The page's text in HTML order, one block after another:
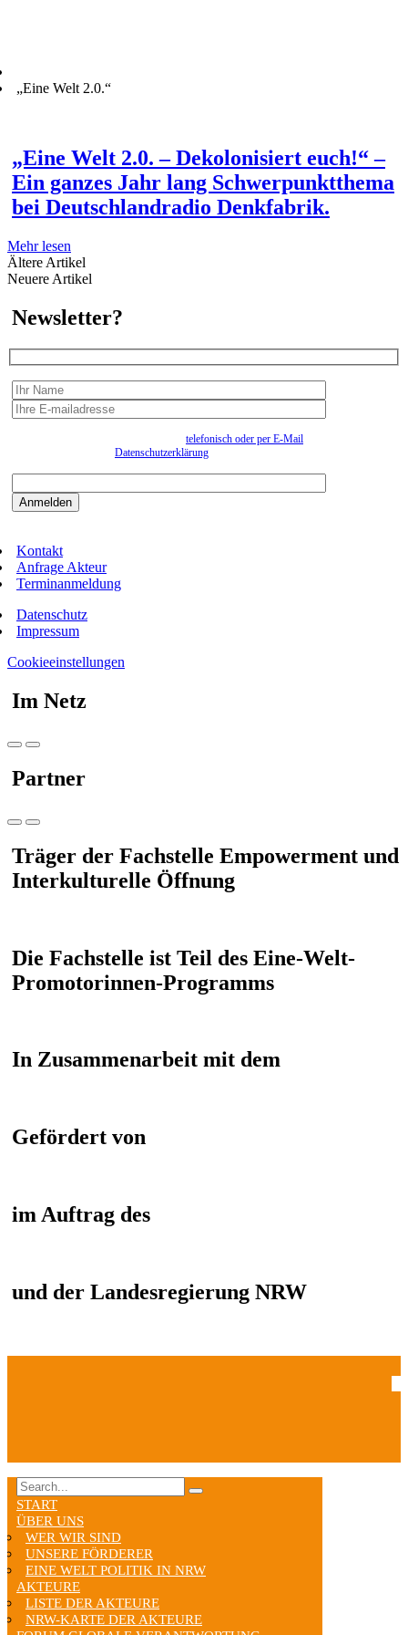
„Eine Welt 2.0.“
„Eine Welt 2.0. – Dekolonisiert euch!“ –
Ein ganzes Jahr lang Schwerpunktthema
bei Deutschlandradio Denkfabrik.
Mehr lesen
Ältere Artikel
Neuere Artikel
Newsletter?
telefonisch oder per E-Mail
Datenschutzerklärung
Kontakt
Anfrage Akteur
Terminanmeldung
Datenschutz
Impressum
Cookieeinstellungen
Im Netz
Partner
Träger der Fachstelle Empowerment und
Interkulturelle Öffnung
Die Fachstelle ist Teil des Eine-Welt-
Promotorinnen-Programms
In Zusammenarbeit mit dem
Gefördert von
im Auftrag des
und der Landesregierung NRW
START
ÜBER UNS
WER WIR SIND
UNSERE FÖRDERER
EINE WELT POLITIK IN NRW
AKTEURE
LISTE DER AKTEURE
NRW-KARTE DER AKTEURE